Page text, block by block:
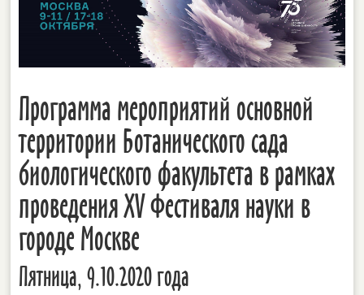
Программа мероприятий основной
территории Ботанического сада
биологического факультета в рамках
проведения XV Фестиваля науки в
городе Москве
Пятница, 9.10.2020 года